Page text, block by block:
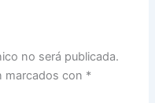
no será publicada.
marcados con *